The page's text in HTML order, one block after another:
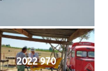
2022 970